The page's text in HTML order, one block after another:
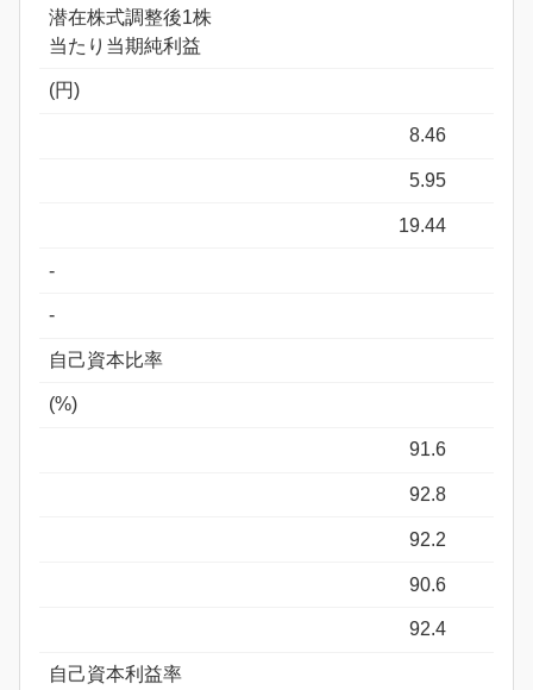
潜在株式調整後1株
当たり当期純利益
(円)
8.46
5.95
19.44
-
-
自己資本比率
(%)
91.6
92.8
92.2
90.6
92.4
自己資本利益率